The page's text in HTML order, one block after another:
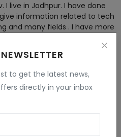
to get the latest news,
directly in your inbox
I live in Jodhpur. I have done
give information related to tech
and many fields . I have more